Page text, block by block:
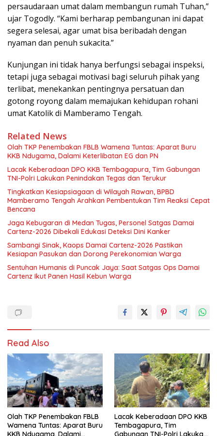
persaudaraan umat dalam membangun rumah Tuhan,”
ujar Togodly. “Kami berharap pembangunan ini dapat
segera selesai, agar umat bisa beribadah dengan
nyaman dan penuh sukacita.”
Kunjungan ini tidak hanya berfungsi sebagai inspeksi,
tetapi juga sebagai motivasi bagi seluruh pihak yang
terlibat, menekankan pentingnya persatuan dan
gotong royong dalam memajukan kehidupan rohani
umat Katolik di Mamberamo Tengah.
Related News
Olah TKP Penembakan FBLB Wamena Tuntas: Aparat Buru
KKB Ndugama, Dalami Keterlibatan EG dan PN
Lacak Keberadaan DPO KKB Tembagapura, Tim Gabungan
TNI-Polri Lakukan Penindakan Tegas dan Terukur
Tingkatkan Kesiapsiagaan di Wilayah Rawan, BPBD
Mamberamo Tengah Arahkan Pembentukan Tim Reaksi Cepat
Bencana
Jaga Kebugaran di Medan Tugas, Personel Satgas Damai
Cartenz-2026 Dibekali Edukasi Deteksi Dini Kanker
Sambangi Sinak, Kaops Damai Cartenz-2026 Pastikan
Kesiapan Pasukan dan Dorong Perekonomian Warga
Sentuhan Humanis di Puncak Jaya: Saat Satgas Ops Damai
Cartenz Ikut Panen Hasil Kebun Warga
Read Also
Olah TKP Penembakan FBLB
Wamena Tuntas: Aparat Buru
KKB Ndugama, Dalami
Lacak Keberadaan DPO KKB
Tembagapura, Tim
Gabungan TNI-Polri Lakukan